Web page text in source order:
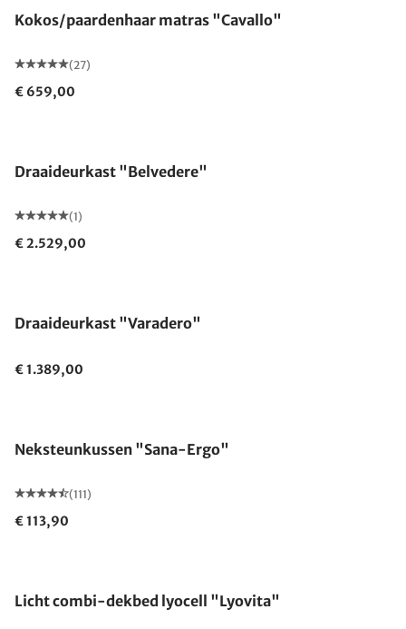
Kokos/paardenhaar matras "Cavallo"
(27)
€ 659,00
Draaideurkast "Belvedere"
(1)
€ 2.529,00
Draaideurkast "Varadero"
€ 1.389,00
Neksteunkussen "Sana-Ergo"
(111)
€ 113,90
Licht combi-dekbed lyocell "Lyovita"